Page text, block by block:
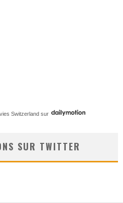
Switzerland sur
SUR TWITTER